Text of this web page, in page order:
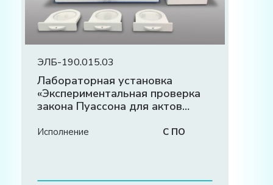
ЭЛБ-190.015.03
Лабораторная установка
«Экспериментальная проверка
закона Пуассона для актов
Исполнение С ПО